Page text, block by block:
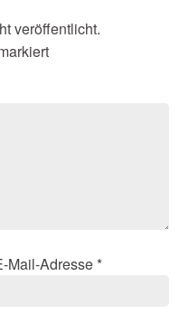
veröffentlicht.
Mail-Adresse *